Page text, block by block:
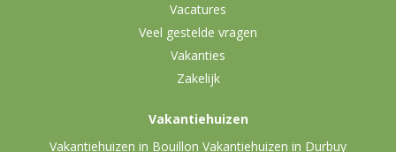
Vacatures
Veel gestelde vragen
Vakanties
Zakelijk
Vakantiehuizen
Vakantiehuizen in Bouillon Vakantiehuizen in Durbuy